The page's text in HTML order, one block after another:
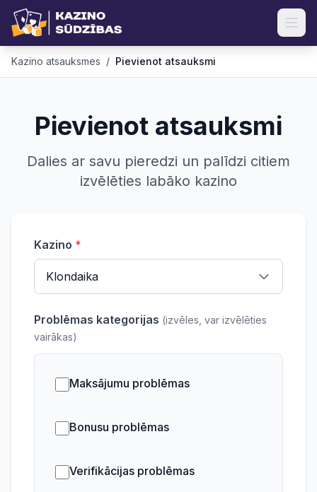
Kazino atsauksmes / Pievienot atsauksmi
Pievienot atsauksmi
Dalies ar savu pieredzi un palīdzi citiem
izvēlēties labāko kazino
Kazino *
Klondaika
Problēmas kategorijas (izvēles, var izvēlēties
vairākas)
Maksājumu problēmas
Bonusu problēmas
Verifikācijas problēmas